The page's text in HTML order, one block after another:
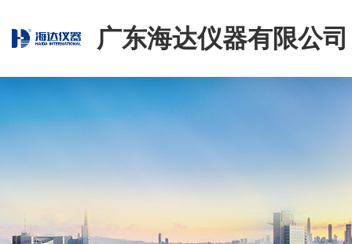
广东海达仪器有限公司